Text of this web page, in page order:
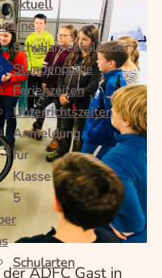
aktuell
Schuljahreskalender
Stundenpläne
Ferienzeiten
Unterrichtszeiten
Anmeldung
für
Klasse
5
Schularten
ADFC Gast in